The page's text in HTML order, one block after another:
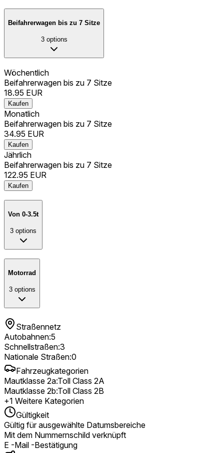
Beifahrerwagen bis zu 7 Sitze
3 options
Wöchentlich
Beifahrerwagen bis zu 7 Sitze
18.95 EUR
Kaufen
Monatlich
Beifahrerwagen bis zu 7 Sitze
34.95 EUR
Kaufen
Jährlich
Beifahrerwagen bis zu 7 Sitze
122.95 EUR
Kaufen
Von 0-3.5t
3 options
Motorrad
3 options
Straßennetz
Autobahnen:5
Schnellstraßen:3
Nationale Straßen:0
Fahrzeugkategorien
Mautklasse 2a:Toll Class 2A
Mautklasse 2b:Toll Class 2B
+1 Weitere Kategorien
Gültigkeit
Gültig für ausgewählte Datumsbereiche
Mit dem Nummernschild verknüpft
E -Mail -Bestätigung